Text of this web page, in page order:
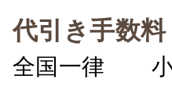
代引き手数料
全国一律